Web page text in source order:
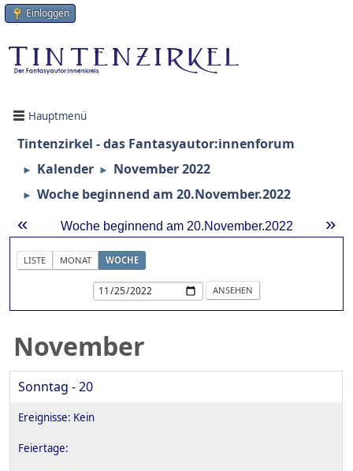
Einloggen
Hauptmenü
Tintenzirkel - das Fantasyautor:innenforum
► Kalender ► November 2022
► Woche beginnend am 20.November.2022
« »
Woche beginnend am 20.November.2022
LISTE MONAT WOCHE
November
Sonntag - 20